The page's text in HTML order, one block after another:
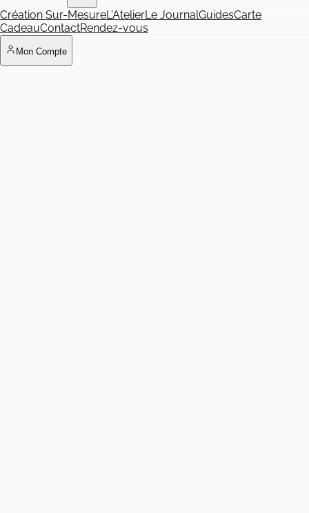
Création Sur-MesureL'AtelierLe JournalGuidesCarte
CadeauContactRendez-vous
Mon Compte